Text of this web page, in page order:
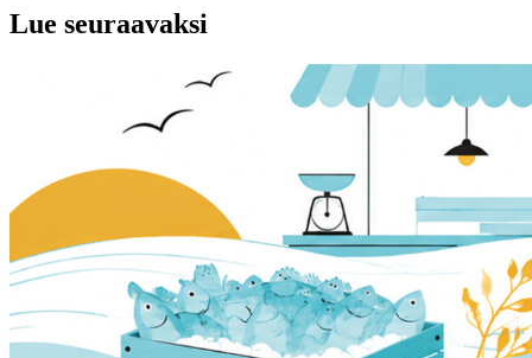
Lue seuraavaksi